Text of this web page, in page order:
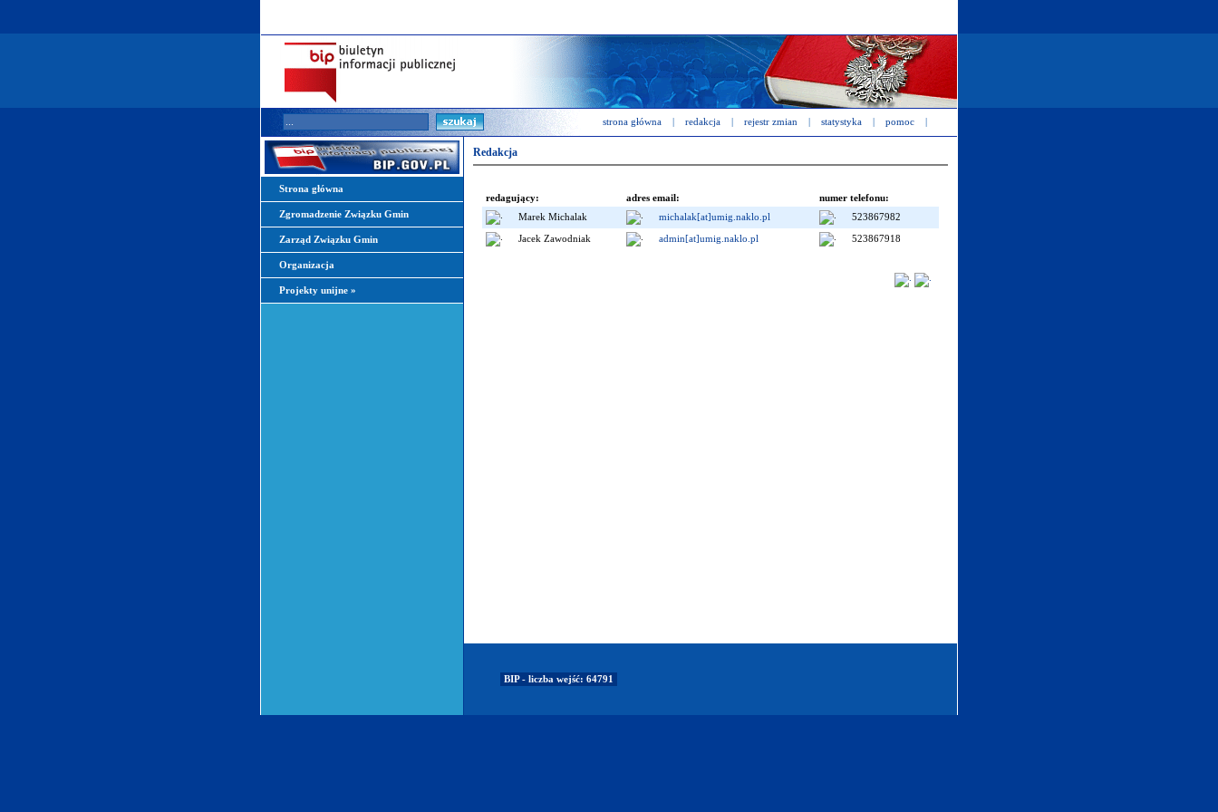
strona główna redakcja rejestr zmian statystyka pomoc
Strona główna
Zgromadzenie Związku Gmin
Zarząd Związku Gmin
Organizacja
Projekty unijne »
Redakcja
redagujący: adres email:
numer telefonu:
Marek Michalak
michalak[at]umig.naklo.pl 523867982
Jacek Zawodniak admin[at]umig.naklo.pl 523867918
BIP - liczba wejść: 64791